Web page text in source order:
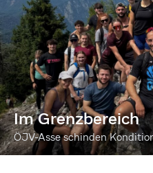
Im Grenzbereich
ÖJV-Asse schinden